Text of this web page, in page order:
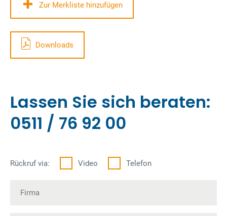
Zur Merkliste hinzufügen
Downloads
Lassen Sie sich beraten:
0511 / 76 92 00
Rückruf via: Video Telefon